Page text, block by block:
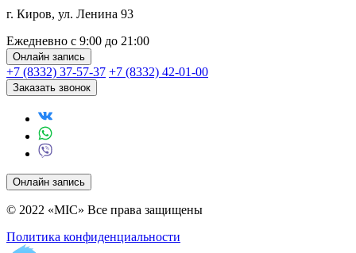
г. Киров, ул. Ленина 93
Ежедневно с 9:00 до 21:00
Онлайн запись
+7 (8332) 37-57-37 +7 (8332) 42-01-00
Заказать звонок
Онлайн запись
© 2022 «MIC» Все права защищены
Политика конфиденциальности